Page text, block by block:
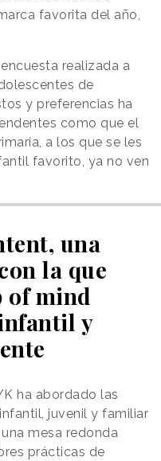
favorita del año,
realizada a
de
y preferencias ha
como que el
a los que se les
favorito, ya no ven
una
la que
of mind
y
ha abordado las
juvenil y familiar
mesa redonda
prácticas de